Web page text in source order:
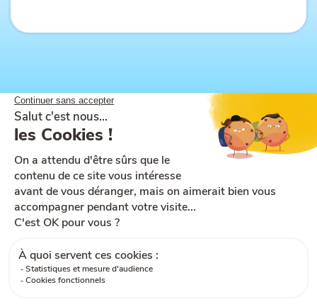
Plan du site Aide et accessibilité
Mentions légales
CGV
RGPD